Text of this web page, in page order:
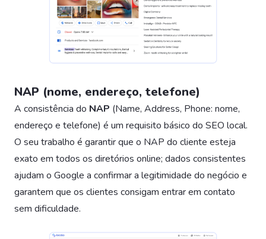
NAP (nome, endereço, telefone)
A consistência do NAP (Name, Address, Phone: nome,
endereço e telefone) é um requisito básico do SEO local.
O seu trabalho é garantir que o NAP do cliente esteja
exato em todos os diretórios online; dados consistentes
ajudam o Google a confirmar a legitimidade do negócio e
garantem que os clientes consigam entrar em contato
sem dificuldade.